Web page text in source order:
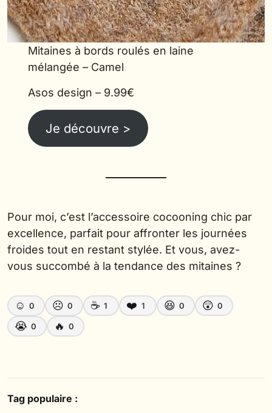
Mitaines à bords roulés en laine
mélangée – Camel
Asos design – 9.99€
Je découvre >
Pour moi, c’est l’accessoire cocooning chic par
excellence, parfait pour affronter les journées
froides tout en restant stylée. Et vous, avez-
vous succombé à la tendance des mitaines ?
☺️ 0 ☹️ 0 ☕ 1 ❤️ 1 😆 0 😲 0
😭 0 🔥 0
Tag populaire :